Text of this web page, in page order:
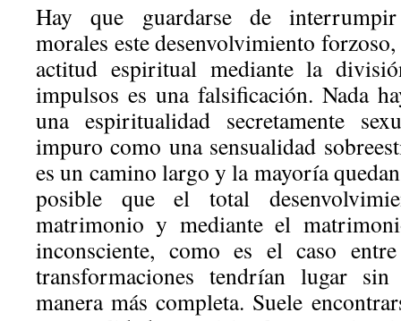
Hay que guardarse de
morales este desenvolvimiento
actitud espiritual mediante la
impulsos es una falsificación. Nada
una espiritualidad secretamente
impuro como una sensualidad
es un camino largo y la mayoría
posible que el total
matrimonio y mediante el
inconsciente, como es el caso
transformaciones tendrían lugar
manera más completa. Suele